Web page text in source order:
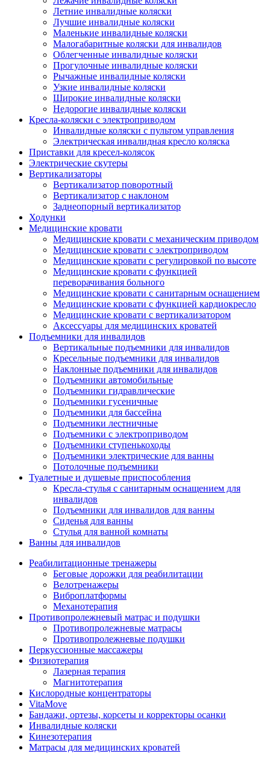
Летние инвалидные коляски
Лучшие инвалидные коляски
Маленькие инвалидные коляски
Малогабаритные коляски для инвалидов
Облегченные инвалидные коляски
Прогулочные инвалидные коляски
Рычажные инвалидные коляски
Узкие инвалидные коляски
Широкие инвалидные коляски
Недорогие инвалидные коляски
Кресла-коляски с электроприводом
Инвалидные коляски с пультом управления
Электрическая инвалидная кресло коляска
Приставки для кресел-колясок
Электрические скутеры
Вертикализаторы
Вертикализатор поворотный
Вертикализатор с наклоном
Заднеопорный вертикализатор
Ходунки
Медицинские кровати
Медицинские кровати с механическим приводом
Медицинские кровати с электроприводом
Медицинские кровати с регулировкой по высоте
Медицинские кровати с функцией
переворачивания больного
Медицинские кровати с санитарным оснащением
Медицинские кровати с функцией кардиокресло
Медицинские кровати с вертикализатором
Аксессуары для медицинских кроватей
Подъемники для инвалидов
Вертикальные подъемники для инвалидов
Кресельные подъемники для инвалидов
Наклонные подъемники для инвалидов
Подъемники автомобильные
Подъемники гидравлические
Подъемники гусеничные
Подъемники для бассейна
Подъемники лестничные
Подъемники с электроприводом
Подъемники ступенькоходы
Подъемники электрические для ванны
Потолочные подъемники
Туалетные и душевые приспособления
Кресла-стулья с санитарным оснащением для
инвалидов
Подъемники для инвалидов для ванны
Сиденья для ванны
Стулья для ванной комнаты
Ванны для инвалидов
Реабилитационные тренажеры
Беговые дорожки для реабилитации
Велотренажеры
Виброплатформы
Механотерапия
Противопролежневый матрас и подушки
Противопролежневые матрасы
Противопролежневые подушки
Перкуссионные массажеры
Физиотерапия
Лазерная терапия
Магнитотерапия
Кислородные концентраторы
VitaMove
Бандажи, ортезы, корсеты и корректоры осанки
Инвалидные коляски
Кинезотерапия
Матрасы для медицинских кроватей